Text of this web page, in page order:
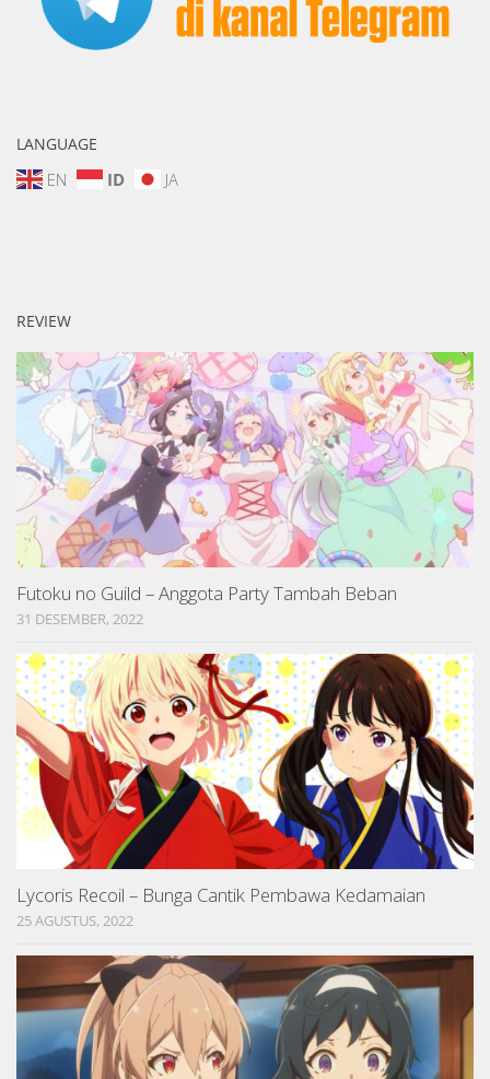
LANGUAGE
EN ID JA
REVIEW
Futoku no Guild – Anggota Party Tambah Beban
31 DESEMBER, 2022
Lycoris Recoil – Bunga Cantik Pembawa Kedamaian
25 AGUSTUS, 2022